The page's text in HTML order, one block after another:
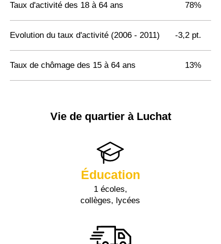
Taux d'activité des 18 à 64 ans 78%
Evolution du taux d'activité (2006 - 2011) -3,2 pt.
Taux de chômage des 15 à 64 ans 13%
Vie de quartier à Luchat
Éducation
1 écoles,
collèges, lycées